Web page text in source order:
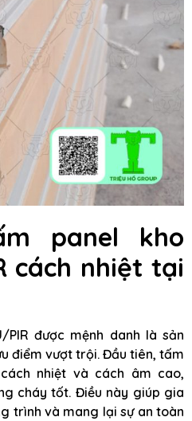
panel kho
cách nhiệt tại
PIR được mệnh danh là sản
điểm vượt trội. Đầu tiên, tấm
nhiệt và cách âm cao,
cháy tốt. Điều này giúp gia
trình và mang lại sự an toàn